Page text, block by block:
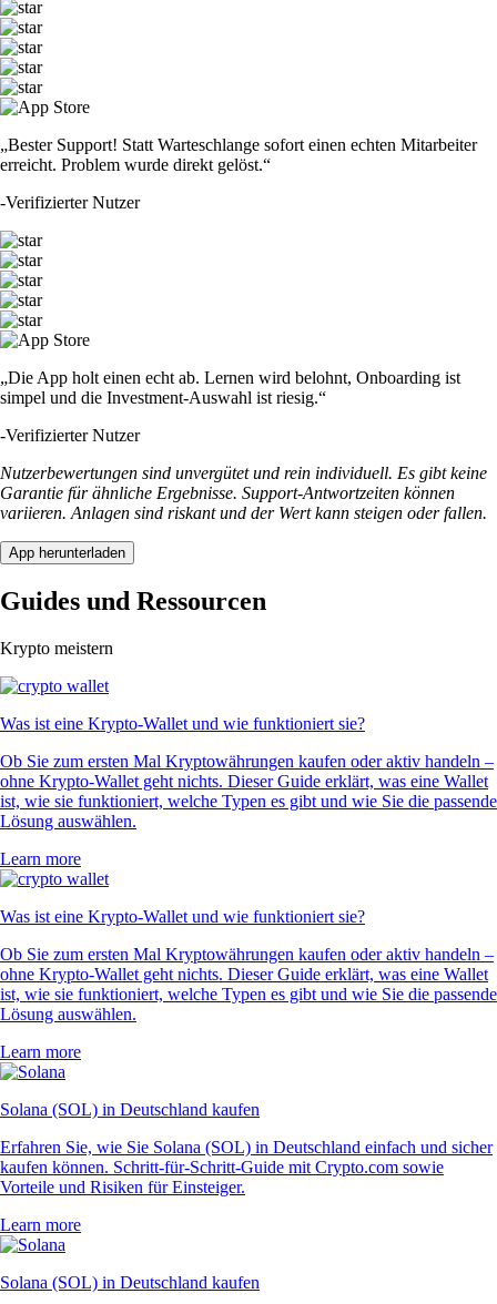
„Bester Support! Statt Warteschlange sofort einen echten Mitarbeiter
erreicht. Problem wurde direkt gelöst.“
-Verifizierter Nutzer
„Die App holt einen echt ab. Lernen wird belohnt, Onboarding ist
simpel und die Investment-Auswahl ist riesig.“
-Verifizierter Nutzer
Nutzerbewertungen sind unvergütet und rein individuell. Es gibt keine
Garantie für ähnliche Ergebnisse. Support-Antwortzeiten können
variieren. Anlagen sind riskant und der Wert kann steigen oder fallen.
App herunterladen
Guides und Ressourcen
Krypto meistern
Was ist eine Krypto-Wallet und wie funktioniert sie?
Ob Sie zum ersten Mal Kryptowährungen kaufen oder aktiv handeln –
ohne Krypto-Wallet geht nichts. Dieser Guide erklärt, was eine Wallet
ist, wie sie funktioniert, welche Typen es gibt und wie Sie die passende
Lösung auswählen.
Learn more
Was ist eine Krypto-Wallet und wie funktioniert sie?
Ob Sie zum ersten Mal Kryptowährungen kaufen oder aktiv handeln –
ohne Krypto-Wallet geht nichts. Dieser Guide erklärt, was eine Wallet
ist, wie sie funktioniert, welche Typen es gibt und wie Sie die passende
Lösung auswählen.
Learn more
Solana (SOL) in Deutschland kaufen
Erfahren Sie, wie Sie Solana (SOL) in Deutschland einfach und sicher
kaufen können. Schritt-für-Schritt-Guide mit Crypto.com sowie
Vorteile und Risiken für Einsteiger.
Learn more
Solana (SOL) in Deutschland kaufen